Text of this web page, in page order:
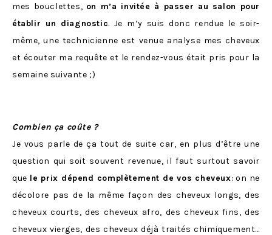
mes bouclettes, on m’a invitée à passer au salon pour
établir un diagnostic. Je m’y suis donc rendue le soir-
même, une technicienne est venue analyse mes cheveux
et écouter ma requête et le rendez-vous était pris pour la
semaine suivante ;)
Combien ça coûte ?
Je vous parle de ça tout de suite car, en plus d’être une
question qui soit souvent revenue, il faut surtout savoir
que le prix dépend complètement de vos cheveux: on ne
décolore pas de la même façon des cheveux longs, des
cheveux courts, des cheveux afro, des cheveux fins, des
cheveux vierges, des cheveux déjà traités chimiquement…